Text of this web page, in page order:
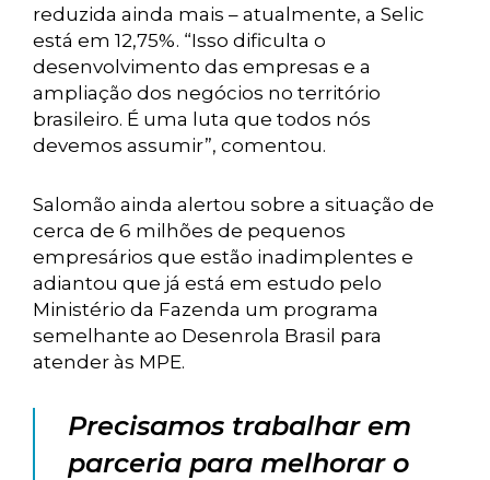
reduzida ainda mais – atualmente, a Selic
está em 12,75%. “Isso dificulta o
desenvolvimento das empresas e a
ampliação dos negócios no território
brasileiro. É uma luta que todos nós
devemos assumir”, comentou.
Salomão ainda alertou sobre a situação de
cerca de 6 milhões de pequenos
empresários que estão inadimplentes e
adiantou que já está em estudo pelo
Ministério da Fazenda um programa
semelhante ao Desenrola Brasil para
atender às MPE.
Precisamos trabalhar em
parceria para melhorar o